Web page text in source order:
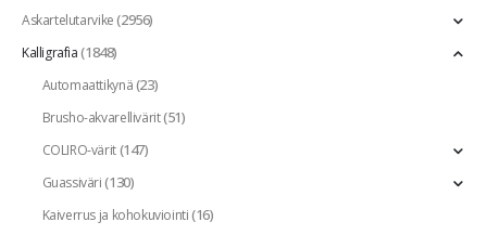
Askartelutarvike(2956)
Kalligrafia(1848)
Automaattikynä(23)
Brusho-akvarellivärit(51)
COLIRO-värit(147)
Guassiväri(130)
Kaiverrus ja kohokuviointi(16)